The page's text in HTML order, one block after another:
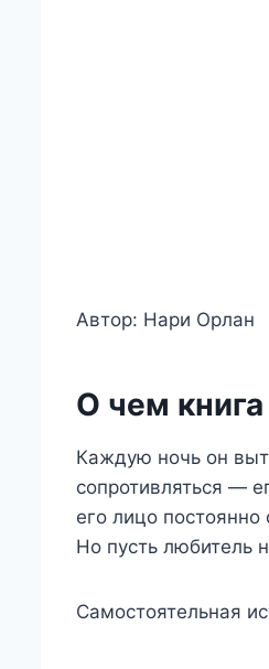
Автор: Нари Орлан
О чем книга
Каждую ночь он
сопротивляться —
его лицо
Но пусть любитель
Самостоятельная